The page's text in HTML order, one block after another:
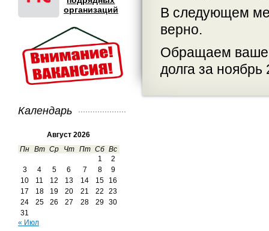
организаций
Календарь
Август 2026
Пн Вт Ср Чт Пт Сб Вс
1
2
3
4 5 6 7 8
9
10
11 12 13 14 15
16
17
18 19 20 21 22
23
24
25 26 27 28 29
30
31
« Июл
В следующем
верно.
Обращаем ваше
долга за ноябрь